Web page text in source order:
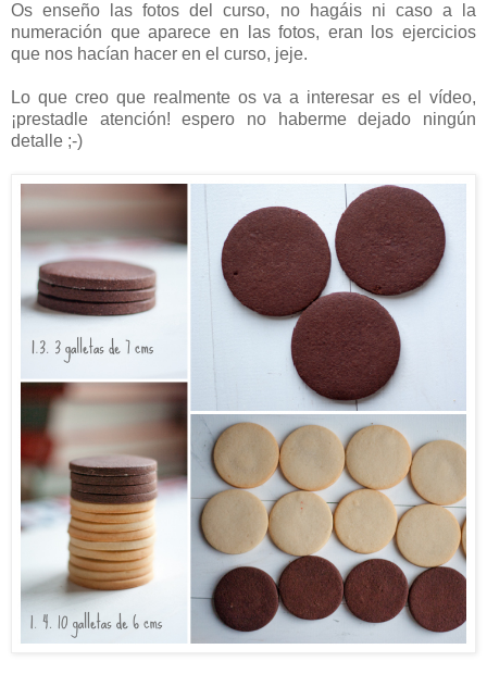
Os enseño las fotos del curso, no hagáis ni caso a la
numeración que aparece en las fotos, eran los ejercicios
que nos hacían hacer en el curso, jeje.
Lo que creo que realmente os va a interesar es el vídeo,
¡prestadle atención! espero no haberme dejado ningún
detalle ;-)